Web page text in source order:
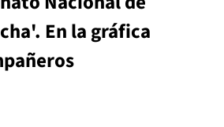
En la gráfica